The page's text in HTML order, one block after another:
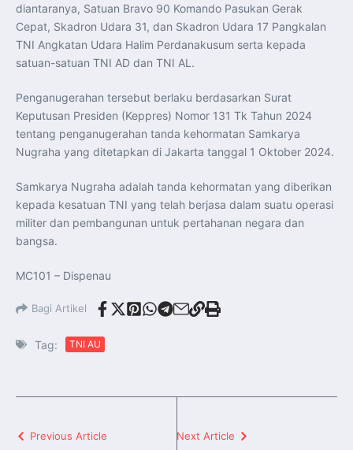
diantaranya, Satuan Bravo 90 Komando Pasukan Gerak
Cepat, Skadron Udara 31, dan Skadron Udara 17 Pangkalan
TNI Angkatan Udara Halim Perdanakusum serta kepada
satuan-satuan TNI AD dan TNI AL.
Penganugerahan tersebut berlaku berdasarkan Surat
Keputusan Presiden (Keppres) Nomor 131 Tk Tahun 2024
tentang penganugerahan tanda kehormatan Samkarya
Nugraha yang ditetapkan di Jakarta tanggal 1 Oktober 2024.
Samkarya Nugraha adalah tanda kehormatan yang diberikan
kepada kesatuan TNI yang telah berjasa dalam suatu operasi
militer dan pembangunan untuk pertahanan negara dan
bangsa.
MC101 – Dispenau
Bagi Artikel
Tag: TNI AU
Previous Article Next Article